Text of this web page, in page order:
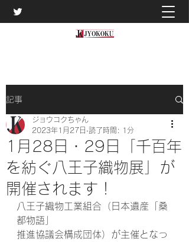
記事
1月28日・29日「千百年
を紡ぐ八王子織物展」が
開催されます！
ジョウコクちゃん
2023年1月27日 読了時間: 1分
八王子織物工業組合（日本遺産「桑
都物語」
推進協議会構成団体）が主催となっ